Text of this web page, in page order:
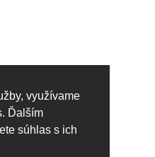
využívame
Ďalším
súhlas s ich